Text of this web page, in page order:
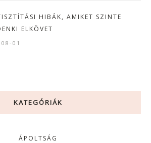
HIBÁK, AMIKET SZINTE
ELKÖVET
01
KATEGÓRIÁK
ÁPOLTSÁG